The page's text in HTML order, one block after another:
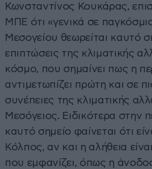
Κωνσταντίνος Κουκάρας,
ΜΠΕ ότι «γενικά σε
Μεσογείου θεωρείται καυτό
επιπτώσεις της κλιματικής
κόσμο, που σημαίνει πως η
αντιμετωπίζει πρώτη και σε
συνέπειες της κλιματικής
Μεσόγειος. Ειδικότερα στην
καυτό σημείο φαίνεται ότι
Κόλπος, αν και η αλήθεια
που εμφανίζει, όπως η